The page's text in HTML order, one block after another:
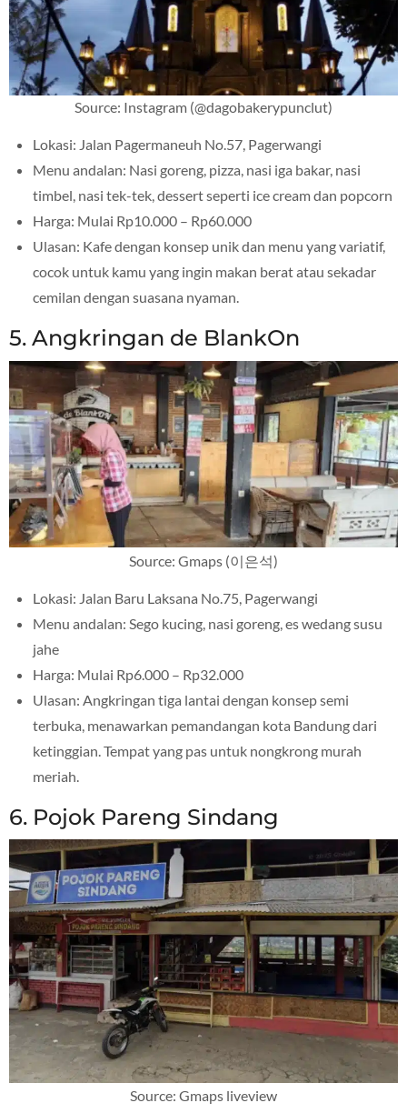
Source: Instagram (@dagobakerypunclut)
Lokasi: Jalan Pagermaneuh No.57, Pagerwangi
Menu andalan: Nasi goreng, pizza, nasi iga bakar, nasi
timbel, nasi tek-tek, dessert seperti ice cream dan popcorn
Harga: Mulai Rp10.000 – Rp60.000
Ulasan: Kafe dengan konsep unik dan menu yang variatif,
cocok untuk kamu yang ingin makan berat atau sekadar
cemilan dengan suasana nyaman.
5. Angkringan de BlankOn
Source: Gmaps (이은석)
Lokasi: Jalan Baru Laksana No.75, Pagerwangi
Menu andalan: Sego kucing, nasi goreng, es wedang susu
jahe
Harga: Mulai Rp6.000 – Rp32.000
Ulasan: Angkringan tiga lantai dengan konsep semi
terbuka, menawarkan pemandangan kota Bandung dari
ketinggian. Tempat yang pas untuk nongkrong murah
meriah.
6. Pojok Pareng Sindang
Source: Gmaps liveview